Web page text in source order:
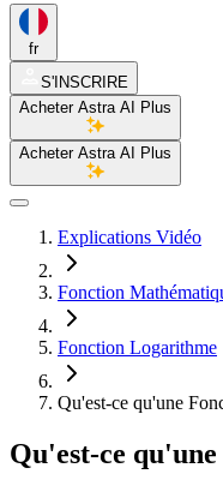
fr
S'INSCRIRE
Acheter Astra AI Plus
Acheter Astra AI Plus
Explications Vidéo
Fonction
Fonction Logarithme
Qu'est-ce qu'une
Qu'est-ce